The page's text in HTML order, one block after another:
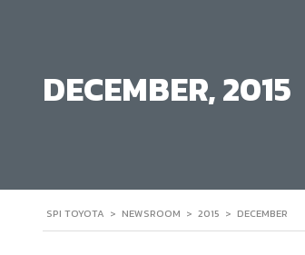
DECEMBER, 2015
SPI TOYOTA > NEWSROOM > 2015 > DECEMBER